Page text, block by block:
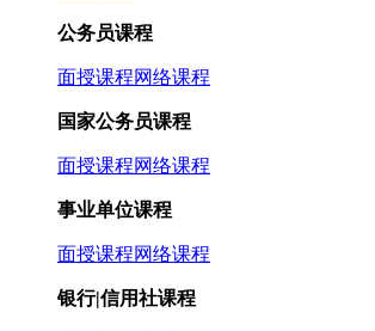
公务员课程
面授课程网络课程
国家公务员课程
面授课程网络课程
事业单位课程
面授课程网络课程
银行|信用社课程